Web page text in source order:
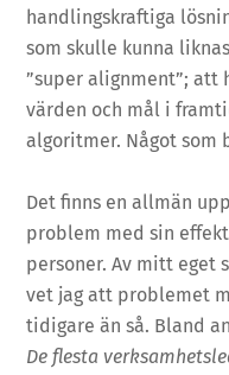
handlingskraftiga
som skulle kunna
”super alignment”; att
värden och mål i
algoritmer. Något som
Det finns en allmän
problem med sin
personer. Av mitt eget
vet jag att problemet
tidigare än så. Bland
De flesta